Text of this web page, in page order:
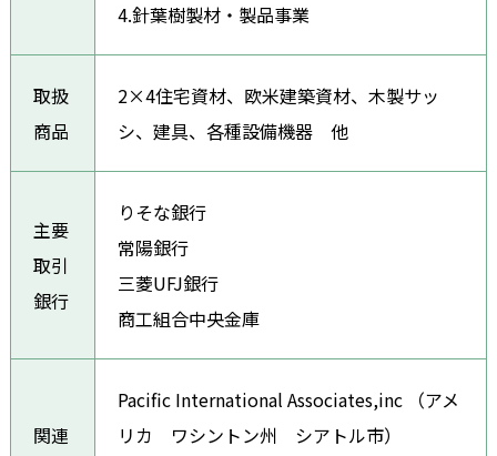
4.針葉樹製材・製品事業
取扱
商品
2×4住宅資材、欧米建築資材、木製サッ
シ、建具、各種設備機器 他
主要
取引
銀行
りそな銀行
常陽銀行
三菱UFJ銀行
商工組合中央金庫
関連
Pacific International Associates,inc （アメ
リカ ワシントン州 シアトル市）